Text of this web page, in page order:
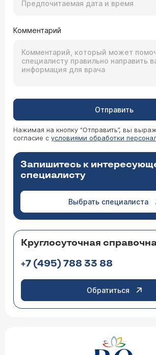
Комментарий
Отправить
Нажимая на кнопку “Отправить”, вы
согласие с условиями обработки
Запишитесь к
специалисту
Выбрать специалиста
Круглосуточная
+7 (495) 788 33 88
Обратиться